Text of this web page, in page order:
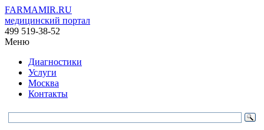
FARMAMIR.RU
медицинский портал
499 519-38-52
Меню
Диагностики
Услуги
Москва
Контакты